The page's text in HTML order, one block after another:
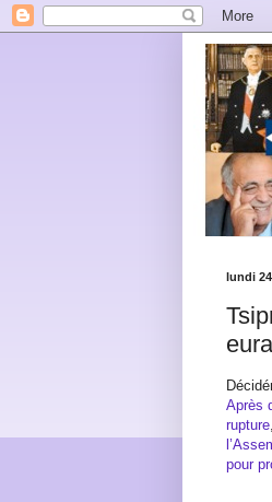
lundi
Après
rupture
pour